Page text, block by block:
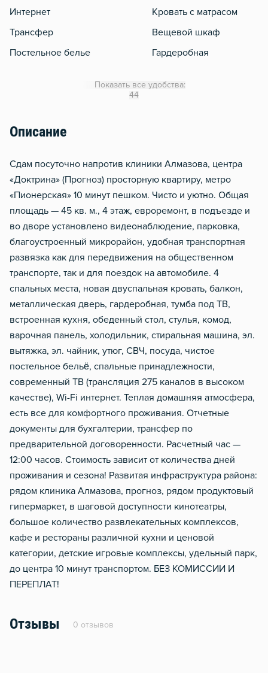
Интернет
Трансфер
Постельное белье
Кровать с матрасом
Вещевой шкаф
Гардеробная
Москитная сеть
Стол, рабочее место
Тапочки
Чистящие средства
Обогреватель
Звукоизоляция
Показать все удобства:
44
Описание
Сдам посуточно напротив клиники Алмазова, центра
«Доктрина» (Прогноз) просторную квартиру, метро
«Пионерская» 10 минут пешком. Чисто и уютно. Общая
площадь — 45 кв. м., 4 этаж, евроремонт, в подъезде и
во дворе установлено видеонаблюдение, парковка,
благоустроенный микрорайон, удобная транспортная
развязка как для передвижения на общественном
транспорте, так и для поездок на автомобиле. 4
спальных места, новая двуспальная кровать, балкон,
металлическая дверь, гардеробная, тумба под ТВ,
встроенная кухня, обеденный стол, стулья, комод,
варочная панель, холодильник, стиральная машина, эл.
вытяжка, эл. чайник, утюг, СВЧ, посуда, чистое
постельное бельё, спальные принадлежности,
современный ТВ (трансляция 275 каналов в высоком
качестве), Wi-Fi интернет. Теплая домашняя атмосфера,
есть все для комфортного проживания. Отчетные
документы для бухгалтерии, трансфер по
предварительной договоренности. Расчетный час —
12:00 часов. Стоимость зависит от количества дней
проживания и сезона! Развитая инфраструктура района:
рядом клиника Алмазова, прогноз, рядом продуктовый
гипермаркет, в шаговой доступности кинотеатры,
большое количество развлекательных комплексов,
кафе и рестораны различной кухни и ценовой
категории, детские игровые комплексы, удельный парк,
до центра 10 минут транспортом. БЕЗ КОМИССИИ И
ПЕРЕПЛАТ!
Отзывы 0 отзывов